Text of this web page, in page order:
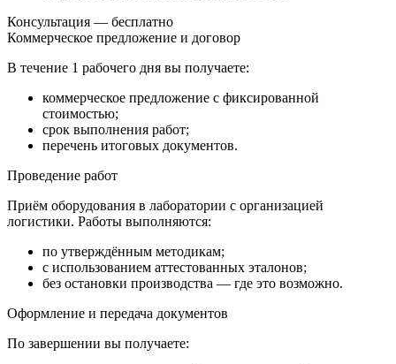
Консультация — бесплатно
Коммерческое предложение и договор
В течение 1 рабочего дня вы получаете:
коммерческое предложение с фиксированной
стоимостью;
срок выполнения работ;
перечень итоговых документов.
Проведение работ
Приём оборудования в лаборатории с организацией
логистики. Работы выполняются:
по утверждённым методикам;
с использованием аттестованных эталонов;
без остановки производства — где это возможно.
Оформление и передача документов
По завершении вы получаете: